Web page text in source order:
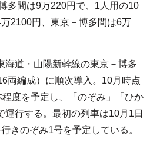
多間は9万220円で、1人用の10
2100円、東京－博多間は6万
道・山陽新幹線の東京－博多
両編成）に順次導入。10月時点
度を予定し、「のぞみ」「ひか
運行する。最初の列車は10月1日
きのぞみ1号を予定している。